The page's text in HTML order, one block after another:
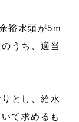
裕水頭が5m
うち、適当
とし、給水
て求めるも